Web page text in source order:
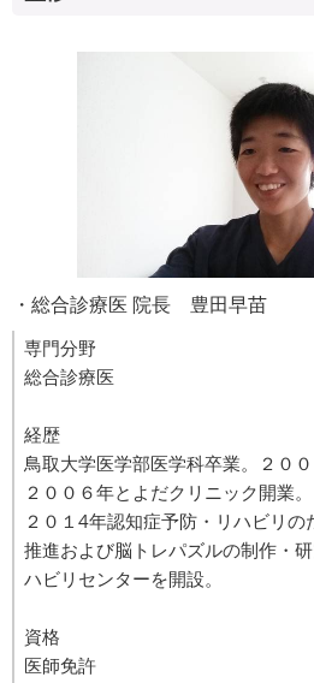
・総合診療医 院長 豊田早苗
専門分野
総合診療医
経歴
鳥取大学医学部医学科卒業。２０
２００６年とよだクリニック開業。
２０１4年認知症予防・リハビリ
推進および脳トレパズルの制作・
ハビリセンターを開設。
資格
医師免許